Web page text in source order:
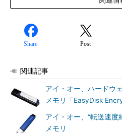
Share Post
関連記事
アイ・オー、ハードウ
メモリ「EasyDisk
アイ・オー、“転送速度
メモリ